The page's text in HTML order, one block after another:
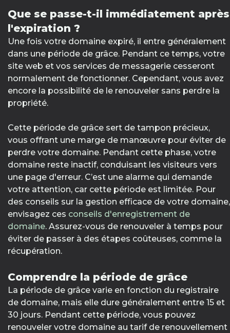
Que se passe-t-il immédiatement après
l'expiration ?
Une fois votre domaine expiré, il entre généralement
dans une période de grâce. Pendant ce temps, votre
site web et vos services de messagerie cesseront
normalement de fonctionner. Cependant, vous avez
encore la possibilité de le renouveler sans perdre la
propriété.
Cette période de grâce sert de tampon précieux,
vous offrant une marge de manœuvre pour éviter de
perdre votre domaine. Pendant cette phase, votre
domaine reste inactif, conduisant les visiteurs vers
une page d'erreur. C’est une alarme qui demande
votre attention, car cette période est limitée. Pour
des conseils sur la gestion efficace de votre domaine,
envisagez ces conseils d'enregistrement de
domaine. Assurez-vous de renouveler à temps pour
éviter de passer à des étapes coûteuses, comme la
récupération.
Comprendre la période de grâce
La période de grâce varie en fonction du registraire
de domaine, mais elle dure généralement entre 15 et
30 jours. Pendant cette période, vous pouvez
renouveler votre domaine au tarif de renouvellement